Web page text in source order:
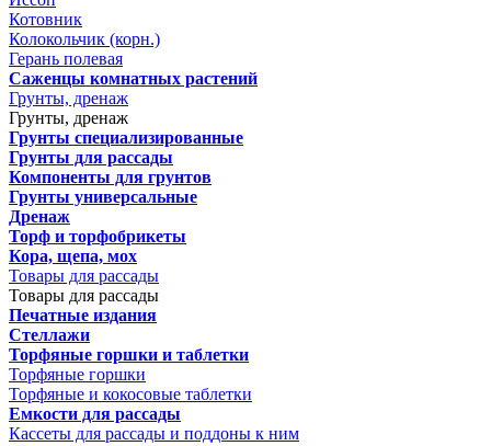
Котовник
Колокольчик (корн.)
Герань полевая
Саженцы комнатных растений
Грунты, дренаж
Грунты, дренаж
Грунты специализированные
Грунты для рассады
Компоненты для грунтов
Грунты универсальные
Дренаж
Торф и торфобрикеты
Кора, щепа, мох
Товары для рассады
Товары для рассады
Печатные издания
Стеллажи
Торфяные горшки и таблетки
Торфяные горшки
Торфяные и кокосовые таблетки
Емкости для рассады
Кассеты для рассады и поддоны к ним